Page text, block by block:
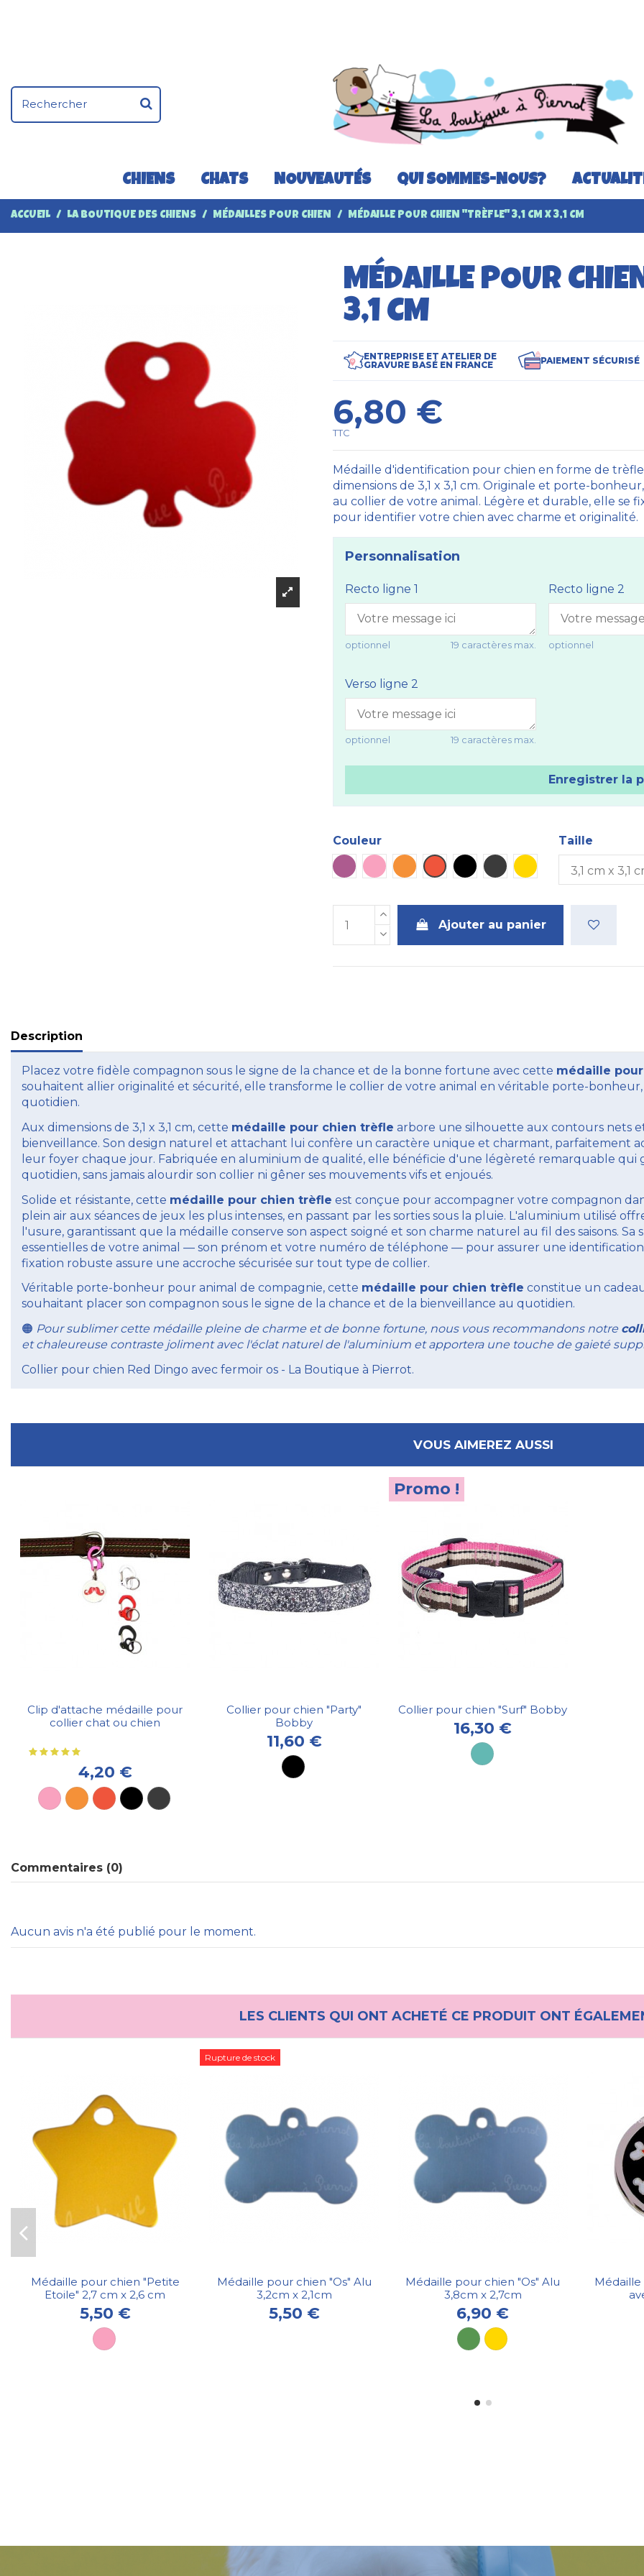
CHIENS CHATS NOUVEAUTÉS QUI SOMMES-NOUS?
ACCUEIL LA BOUTIQUE DES CHIENS MÉDAILLES POUR CHIEN MÉDAILLE POUR CHIEN "TRÈFLE" 3,1 CM X 3,1 CM
MÉDAILLE POUR
3,1 CM
ENTREPRISE ET ATELIER DE
GRAVURE BASÉ EN FRANCE
PAIEMENT SÉCURISÉ
6,80 €
TTC
Médaille d'identification pour chien en forme de
dimensions de 3,1 x 3,1 cm. Originale et porte-
au collier de votre animal. Légère et durable, elle se
pour identifier votre chien avec charme et originalité.
Personnalisation
Recto ligne 1
optionnel 19 caractères max.
Recto ligne 2
optionnel
Verso ligne 2
optionnel 19 caractères max.
Enregistrer la
Couleur
Violet
Rose OrangeRouge Noire Métal Dorée
Taille
Ajouter au panier
Description
Placez votre fidèle compagnon sous le signe de la chance et de la bonne fortune avec cette médaille
souhaitent allier originalité et sécurité, elle transforme le collier de votre animal en véritable porte-
quotidien.
Aux dimensions de 3,1 x 3,1 cm, cette médaille pour chien trèfle arbore une silhouette aux contours nets
bienveillance. Son design naturel et attachant lui confère un caractère unique et charmant, parfaitement
leur foyer chaque jour. Fabriquée en aluminium de qualité, elle bénéficie d'une légèreté remarquable
quotidien, sans jamais alourdir son collier ni gêner ses mouvements vifs et enjoués.
Solide et résistante, cette médaille pour chien trèfle est conçue pour accompagner votre compagnon
plein air aux séances de jeux les plus intenses, en passant par les sorties sous la pluie. L'aluminium utilisé
l'usure, garantissant que la médaille conserve son aspect soigné et son charme naturel au fil des saisons.
essentielles de votre animal — son prénom et votre numéro de téléphone — pour assurer une identification
fixation robuste assure une accroche sécurisée sur tout type de collier.
Véritable porte-bonheur pour animal de compagnie, cette médaille pour chien trèfle constitue un
souhaitant placer son compagnon sous le signe de la chance et de la bienveillance au quotidien.
🟠 Pour sublimer cette médaille pleine de charme et de bonne fortune, nous vous recommandons notre
et chaleureuse contraste joliment avec l'éclat naturel de l'aluminium et apportera une touche de gaieté
Collier pour chien Red Dingo avec fermoir os - La Boutique à Pierrot.
VOUS AIMEREZ AUSSI
Clip d'attache médaille pour
collier chat ou chien
4,20 €
Collier pour chien "Party"
Bobby
11,60 €
Promo !
Collier pour chien "Surf" Bobby
16,30 €
Commentaires (0)
Aucun avis n'a été publié pour le moment.
LES CLIENTS QUI ONT ACHETÉ CE PRODUIT ONT
Médaille pour chien "Petite
Etoile" 2,7 cm x 2,6 cm
5,50 €
Rupture de stock
Médaille pour chien "Os" Alu
3,2cm x 2,1cm
5,50 €
Médaille pour chien "Os" Alu
3,8cm x 2,7cm
6,90 €